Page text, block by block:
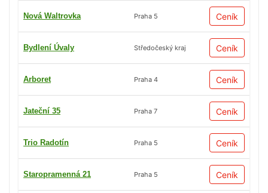
Nová Waltrovka Praha 5 Ceník
Bydlení Úvaly Středočeský kraj Ceník
Arboret Praha 4 Ceník
Jateční 35 Praha 7 Ceník
Trio Radotín Praha 5 Ceník
Staropramenná 21 Praha 5 Ceník